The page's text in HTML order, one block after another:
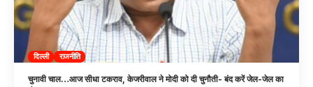
दिल्ली राजनीति
चुनावी चाल…आज सीधा टकराव, केजरीवाल ने मोदी को दी चुनौती- बंद करें जेल-जेल का